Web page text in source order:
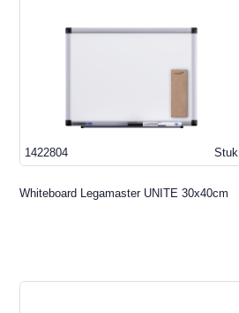
Stuk
1422804
Whiteboard Legamaster UNITE 30x40cm